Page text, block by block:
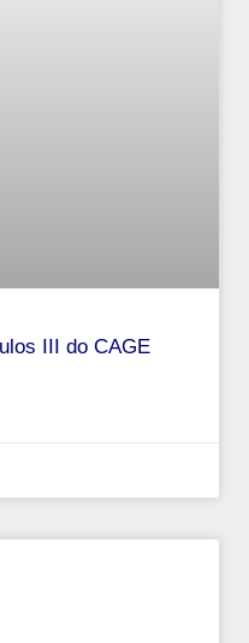
III do CAGE